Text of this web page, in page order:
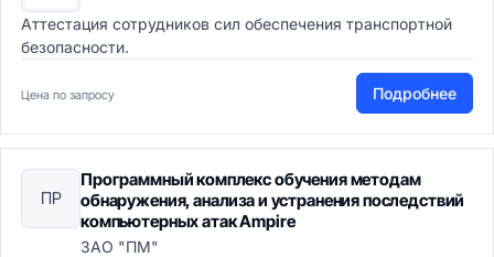
Аттестация сотрудников сил обеспечения транспортной
безопасности.
Цена по запросу Подробнее
ПР
Программный комплекс обучения методам
обнаружения, анализа и устранения последствий
компьютерных атак Ampire
ЗАО "ПМ"